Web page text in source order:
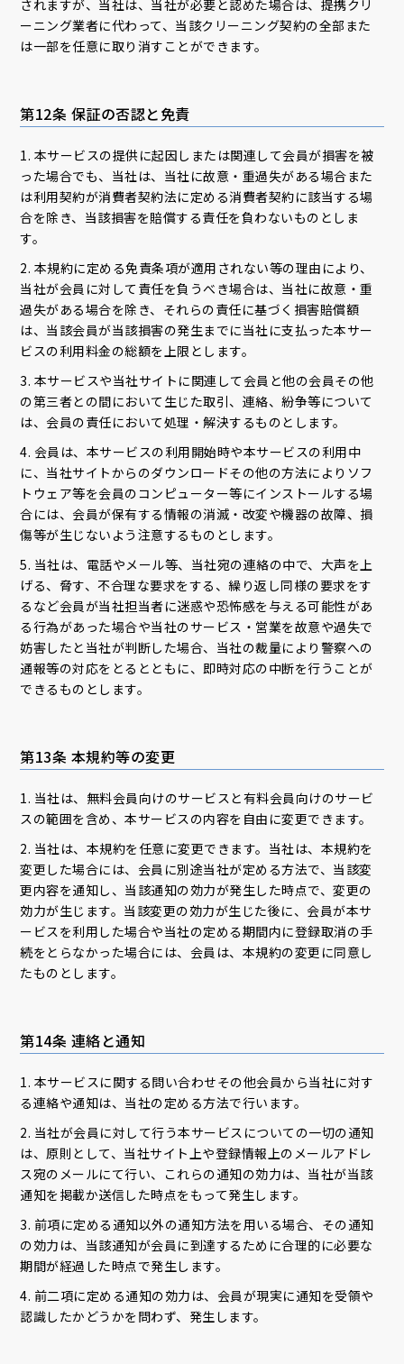
されますが、当社は、当社が必要と認めた場合は、提携クリ
ーニング業者に代わって、当該クリーニング契約の全部また
は一部を任意に取り消すことができます。
第12条 保証の否認と免責
1. 本サービスの提供に起因しまたは関連して会員が損害を被
った場合でも、当社は、当社に故意・重過失がある場合また
は利用契約が消費者契約法に定める消費者契約に該当する場
合を除き、当該損害を賠償する責任を負わないものとしま
す。
2. 本規約に定める免責条項が適用されない等の理由により、
当社が会員に対して責任を負うべき場合は、当社に故意・重
過失がある場合を除き、それらの責任に基づく損害賠償額
は、当該会員が当該損害の発生までに当社に支払った本サー
ビスの利用料金の総額を上限とします。
3. 本サービスや当社サイトに関連して会員と他の会員その他
の第三者との間において生じた取引、連絡、紛争等について
は、会員の責任において処理・解決するものとします。
4. 会員は、本サービスの利用開始時や本サービスの利用中
に、当社サイトからのダウンロードその他の方法によりソフ
トウェア等を会員のコンピューター等にインストールする場
合には、会員が保有する情報の消滅・改変や機器の故障、損
傷等が生じないよう注意するものとします。
5. 当社は、電話やメール等、当社宛の連絡の中で、大声を上
げる、脅す、不合理な要求をする、繰り返し同様の要求をす
るなど会員が当社担当者に迷惑や恐怖感を与える可能性があ
る行為があった場合や当社のサービス・営業を故意や過失で
妨害したと当社が判断した場合、当社の裁量により警察への
通報等の対応をとるとともに、即時対応の中断を行うことが
できるものとします。
第13条 本規約等の変更
1. 当社は、無料会員向けのサービスと有料会員向けのサービ
スの範囲を含め、本サービスの内容を自由に変更できます。
2. 当社は、本規約を任意に変更できます。当社は、本規約を
変更した場合には、会員に別途当社が定める方法で、当該変
更内容を通知し、当該通知の効力が発生した時点で、変更の
効力が生じます。当該変更の効力が生じた後に、会員が本サ
ービスを利用した場合や当社の定める期間内に登録取消の手
続をとらなかった場合には、会員は、本規約の変更に同意し
たものとします。
第14条 連絡と通知
1. 本サービスに関する問い合わせその他会員から当社に対す
る連絡や通知は、当社の定める方法で行います。
2. 当社が会員に対して行う本サービスについての一切の通知
は、原則として、当社サイト上や登録情報上のメールアドレ
ス宛のメールにて行い、これらの通知の効力は、当社が当該
通知を掲載か送信した時点をもって発生します。
3. 前項に定める通知以外の通知方法を用いる場合、その通知
の効力は、当該通知が会員に到達するために合理的に必要な
期間が経過した時点で発生します。
4. 前二項に定める通知の効力は、会員が現実に通知を受領や
認識したかどうかを問わず、発生します。